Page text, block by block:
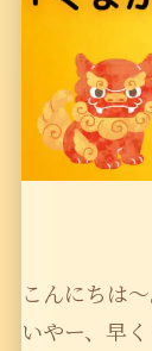
こんにちは〜
いやー、早